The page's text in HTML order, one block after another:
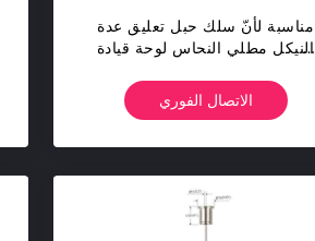
مناسبة لأنّ سلك حبل تعليق عدة
النيكل مطلي النحاس لوحة قيادة
الاتصال الفوري